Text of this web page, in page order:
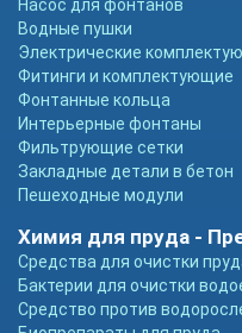
Насос для фонтанов
Водные пушки
Электрические
Фитинги и комплектующие
Фонтанные кольца
Интерьерные фонтаны
Фильтрующие сетки
Закладные детали в бетон
Пешеходные модули
Химия для пруда -
Средства для очистки
Бактерии для очистки
Средство против